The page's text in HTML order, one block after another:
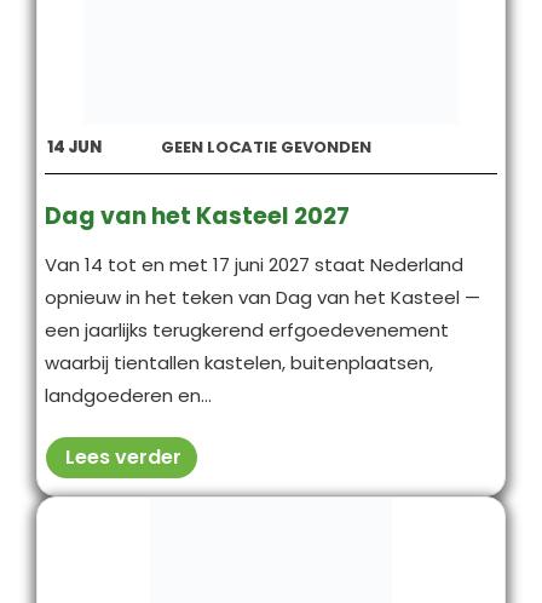
14 JUN GEEN LOCATIE GEVONDEN
Dag van het Kasteel 2027
Van 14 tot en met 17 juni 2027 staat Nederland
opnieuw in het teken van Dag van het Kasteel —
een jaarlijks terugkerend erfgoedevenement
waarbij tientallen kastelen, buitenplaatsen,
landgoederen en...
Lees verder